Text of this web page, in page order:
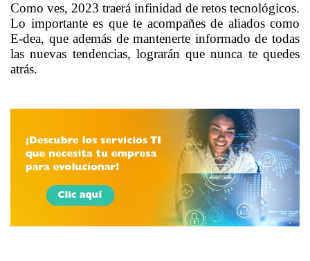
Como ves, 2023 traerá infinidad de retos tecnológicos.
Lo importante es que te acompañes de aliados como
E-dea, que además de mantenerte informado de todas
las nuevas tendencias, lograrán que nunca te quedes
atrás.